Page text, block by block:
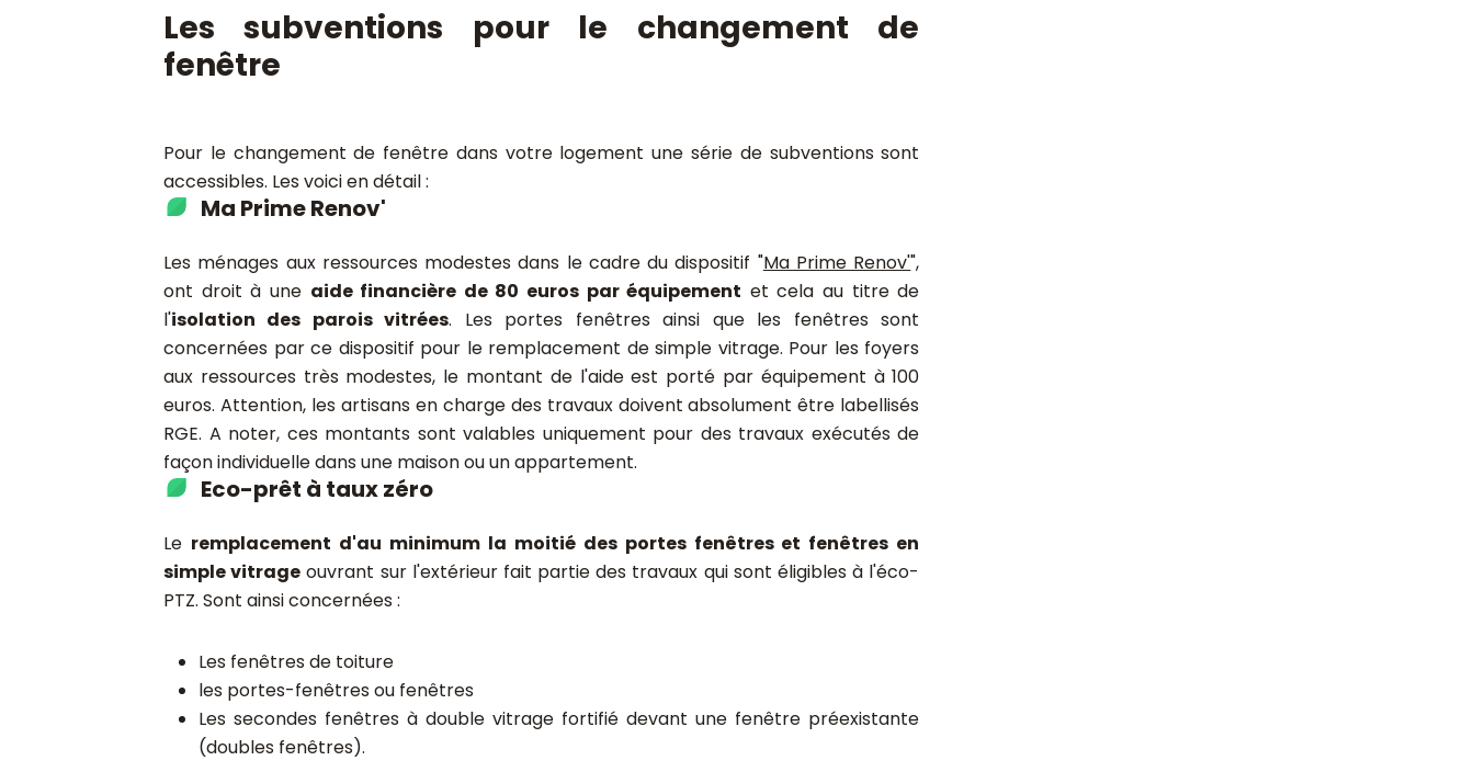
Les subventions pour le changement de
fenêtre
Pour le changement de fenêtre dans votre logement une série de subventions sont
accessibles. Les voici en détail :
Ma Prime Renov'
Les ménages aux ressources modestes dans le cadre du dispositif "Ma Prime Renov'",
ont droit à une aide financière de 80 euros par équipement et cela au titre de
l'isolation des parois vitrées. Les portes fenêtres ainsi que les fenêtres sont
concernées par ce dispositif pour le remplacement de simple vitrage. Pour les foyers
aux ressources très modestes, le montant de l'aide est porté par équipement à 100
euros. Attention, les artisans en charge des travaux doivent absolument être labellisés
RGE. A noter, ces montants sont valables uniquement pour des travaux exécutés de
façon individuelle dans une maison ou un appartement.
Eco-prêt à taux zéro
Le remplacement d'au minimum la moitié des portes fenêtres et fenêtres en
simple vitrage ouvrant sur l'extérieur fait partie des travaux qui sont éligibles à l'éco-
PTZ. Sont ainsi concernées :
Les fenêtres de toiture
les portes-fenêtres ou fenêtres
Les secondes fenêtres à double vitrage fortifié devant une fenêtre préexistante
(doubles fenêtres).